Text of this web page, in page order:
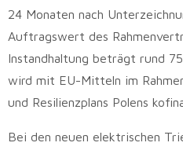
24 Monaten nach
Auftragswert des
Instandhaltung beträgt rund
wird mit EU-Mitteln im
und Resilienzplans Polens
Bei den neuen elektrischen